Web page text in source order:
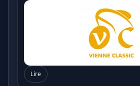
Lire